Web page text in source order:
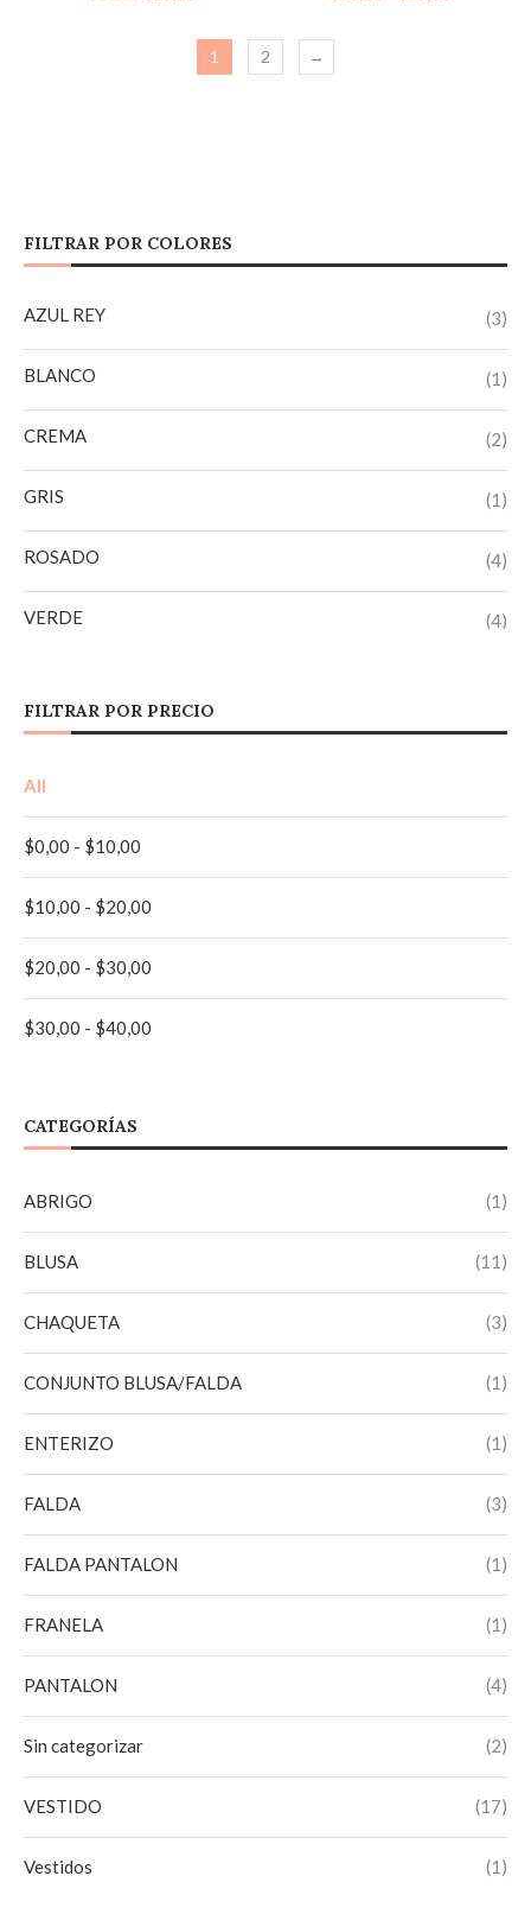
1 2 →
FILTRAR POR COLORES
AZUL REY (3)
BLANCO (1)
CREMA (2)
GRIS (1)
ROSADO (4)
VERDE (4)
AZUL (4)
AZUL CLARO
AZUL MARINO
BEIGE
LILA
MELON
FILTRAR POR PRECIO
All
$0,00 - $10,00
$10,00 - $20,00
$20,00 - $30,00
$30,00 - $40,00
CATEGORÍAS
ABRIGO (1)
BLUSA (11)
CHAQUETA (3)
CONJUNTO BLUSA/FALDA (1)
ENTERIZO (1)
FALDA (3)
FALDA PANTALON (1)
FRANELA (1)
PANTALON (4)
Sin categorizar (2)
VESTIDO (17)
Vestidos (1)